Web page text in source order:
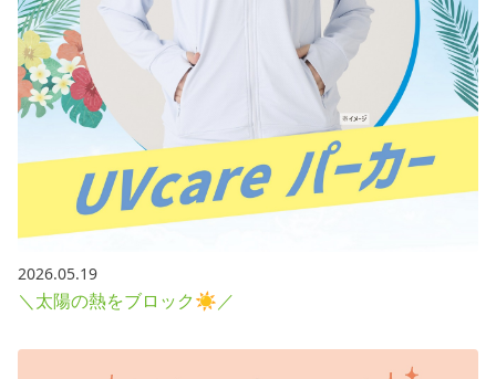
Contact us in English
2026.05.19
＼太陽の熱をブロック☀／